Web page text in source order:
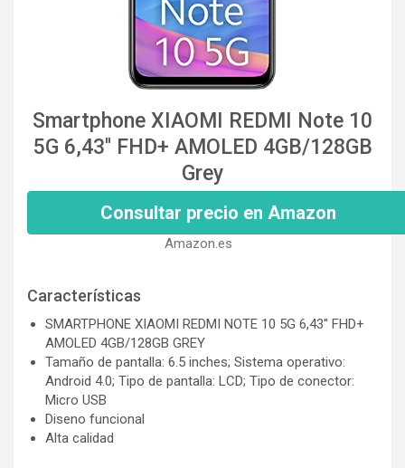
Smartphone XIAOMI REDMI Note 10
5G 6,43'' FHD+ AMOLED 4GB/128GB
Grey
Consultar precio en Amazon
Amazon.es
Características
SMARTPHONE XIAOMI REDMI NOTE 10 5G 6,43'' FHD+
AMOLED 4GB/128GB GREY
Tamaño de pantalla: 6.5 inches; Sistema operativo:
Android 4.0; Tipo de pantalla: LCD; Tipo de conector:
Micro USB
Diseno funcional
Alta calidad